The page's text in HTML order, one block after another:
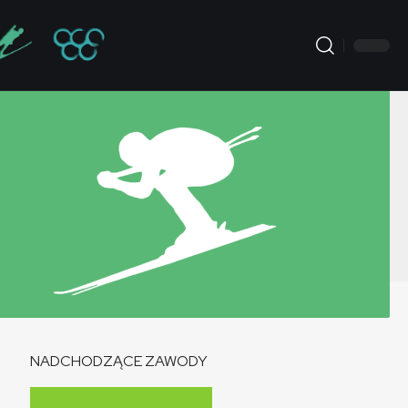
NADCHODZĄCE ZAWODY